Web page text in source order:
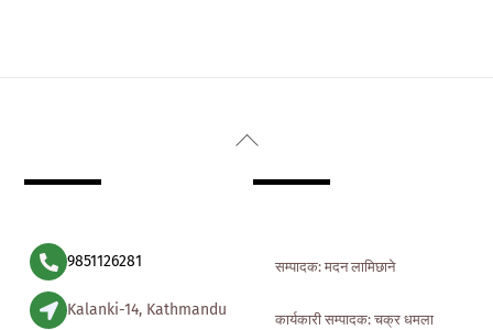
Back
9851126281
Kalanki-14, Kathmandu
सम्पादक: मदन लामिछाने
कार्यकारी सम्पादक: चक्र धमला